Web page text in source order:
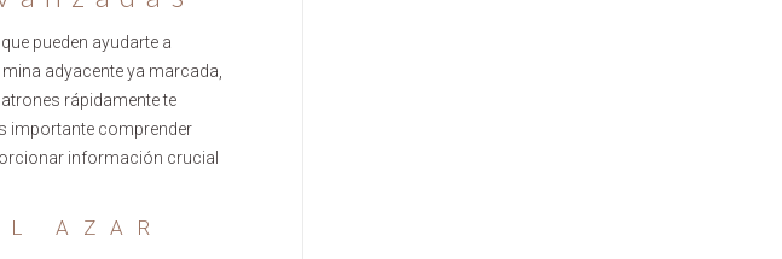
pueden ayudarte a
adyacente ya marcada,
rápidamente te
importante comprender
información crucial
AZAR